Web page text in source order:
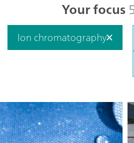
Your focus
Ion chromatography